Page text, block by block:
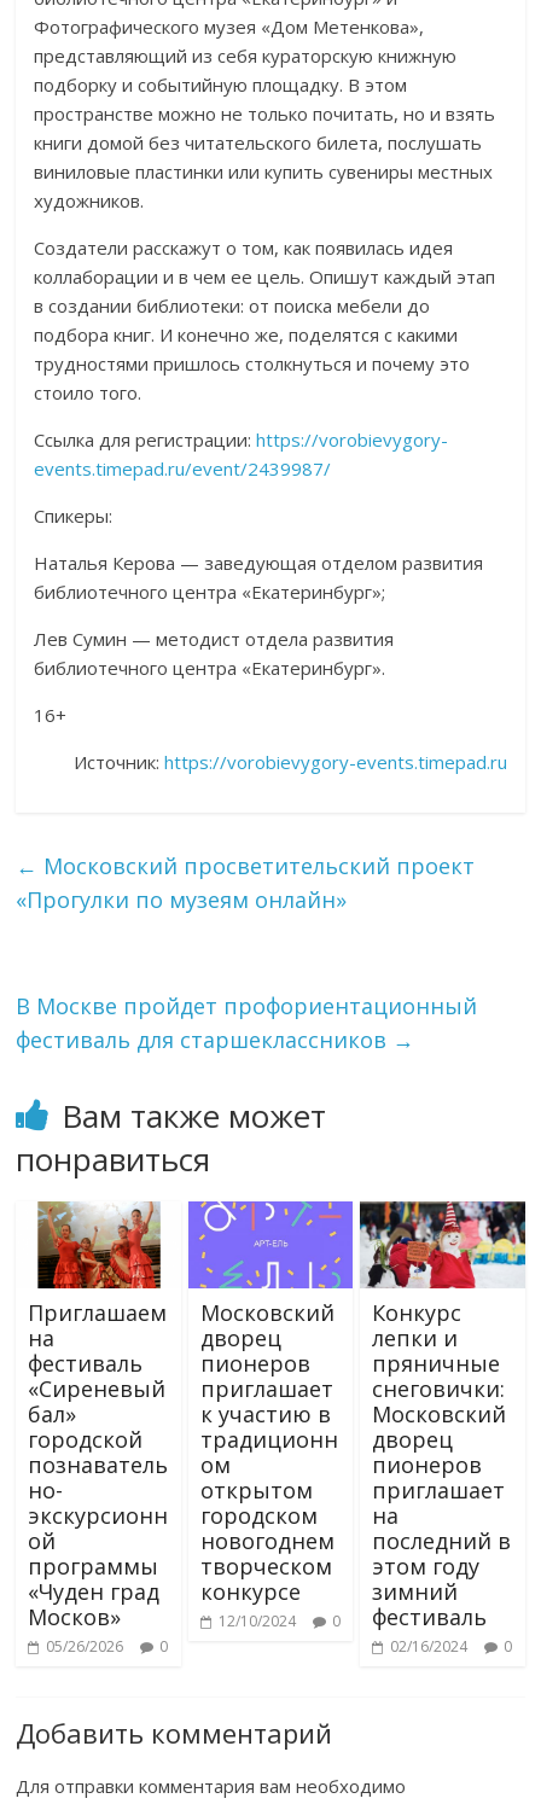
Фотографического музея «Дом Метенкова»,
представляющий из себя кураторскую книжную
подборку и событийную площадку. В этом
пространстве можно не только почитать, но и взять
книги домой без читательского билета, послушать
виниловые пластинки или купить сувениры местных
художников.
Создатели расскажут о том, как появилась идея
коллаборации и в чем ее цель. Опишут каждый этап
в создании библиотеки: от поиска мебели до
подбора книг. И конечно же, поделятся с какими
трудностями пришлось столкнуться и почему это
стоило того.
Ссылка для регистрации:https://vorobievygory-
events.timepad.ru/event/2439987/
Спикеры:
Наталья Керова — заведующая отделом развития
библиотечного центра «Екатеринбург»;
Лев Сумин — методист отдела развития
библиотечного центра «Екатеринбург».
16+
Источник: https://vorobievygory-events.timepad.ru
← Московский просветительский проект
«Прогулки по музеям онлайн»
В Москве пройдет профориентационный
фестиваль для старшеклассников →
Вам также может
понравиться
Приглашаем
на
фестиваль
«Сиреневый
бал»
городской
познаватель
но-
экскурсионн
ой
программы
«Чуден град
Москов»
05/26/2026 0
Московский
дворец
пионеров
приглашает
к участию в
традиционн
ом
открытом
городском
новогоднем
творческом
конкурсе
12/10/2024 0
Конкурс
лепки и
пряничные
снеговички:
Московский
дворец
пионеров
приглашает
на
последний в
этом году
зимний
фестиваль
02/16/2024 0
Добавить комментарий
Для отправки комментария вам необходимо